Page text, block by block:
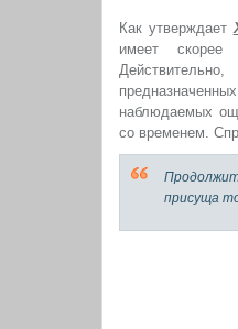
Как утверждает
имеет скорее
наблюдаемых
со временем.
присуща